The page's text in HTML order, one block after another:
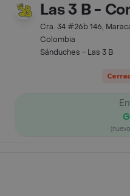
Las 3 B -
Cra. 34 #26b 146,
Colombia
Sánduches - Las 3 B